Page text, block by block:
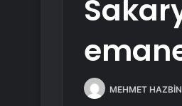
MEHMET